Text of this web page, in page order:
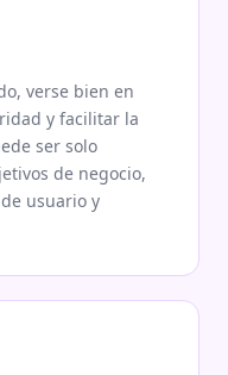
verse bien en
y facilitar la
ser solo
de negocio,
usuario y